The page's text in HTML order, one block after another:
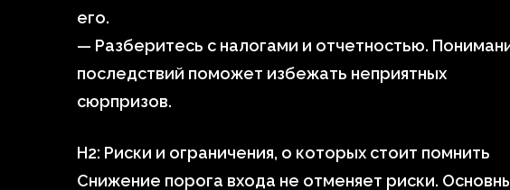
его.
— Разберитесь с налогами и отчетностью.
последствий поможет избежать неприятных
сюрпризов.
H2: Риски и ограничения, о которых стоит помнить
Снижение порога входа не отменяет риски.